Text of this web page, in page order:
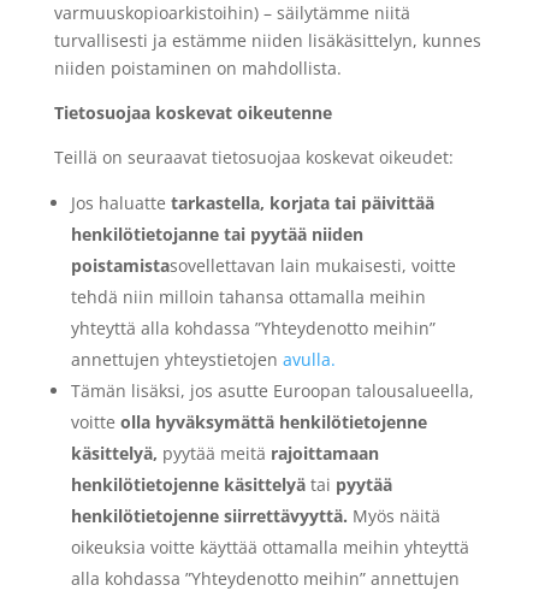
varmuuskopioarkistoihin) – säilytämme niitä
turvallisesti ja estämme niiden lisäkäsittelyn, kunnes
niiden poistaminen on mahdollista.
Tietosuojaa koskevat oikeutenne
Teillä on seuraavat tietosuojaa koskevat oikeudet:
Jos haluatte tarkastella, korjata tai päivittää
henkilötietojanne tai pyytää niiden
poistamistasovellettavan lain mukaisesti, voitte
tehdä niin milloin tahansa ottamalla meihin
yhteyttä alla kohdassa ”Yhteydenotto meihin”
annettujen yhteystietojen avulla.
Tämän lisäksi, jos asutte Euroopan talousalueella,
voitte olla hyväksymättä henkilötietojenne
käsittelyä, pyytää meitä rajoittamaan
henkilötietojenne käsittelyä tai pyytää
henkilötietojenne siirrettävyyttä. Myös näitä
oikeuksia voitte käyttää ottamalla meihin yhteyttä
alla kohdassa ”Yhteydenotto meihin” annettujen